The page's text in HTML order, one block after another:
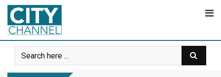
Skip
content